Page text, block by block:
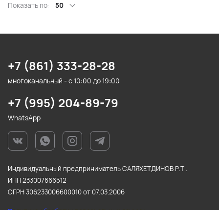
Показать по: 50
+7 (861) 333-28-28
многоканальный - с 10:00 до 19:00
+7 (995) 204-89-79
WhatsApp
Индивидуальный предприниматель САЛЯХЕТДИНОВ Р.Т .
ИНН 233007666512
ОГРН 306233006600010 от 07.03.2006